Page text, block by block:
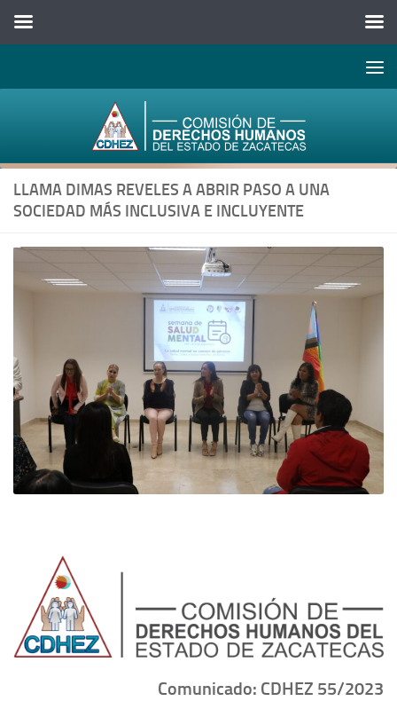
Abrir
LLAMA DIMAS REVELES A ABRIR PASO A UNA
SOCIEDAD MÁS INCLUSIVA E INCLUYENTE
Comunicado: CDHEZ 55/2023